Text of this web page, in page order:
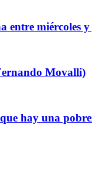
entre miércoles y
Movalli)
hay una